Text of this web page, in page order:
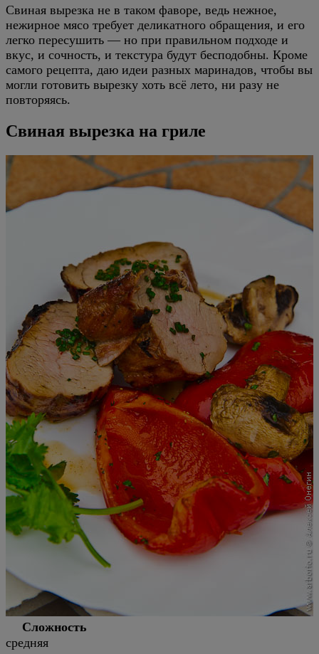
Свиная вырезка не в таком фаворе, ведь нежное,
нежирное мясо требует деликатного обращения, и его
легко пересушить — но при правильном подходе и
вкус, и сочность, и текстура будут бесподобны. Кроме
самого рецепта, даю идеи разных маринадов, чтобы вы
могли готовить вырезку хоть всё лето, ни разу не
повторяясь.
Свиная вырезка на гриле
Сложность
средняя